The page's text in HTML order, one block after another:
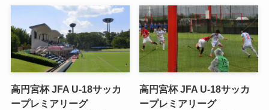
高円宮杯 JFA U-18サッカ
ープレミアリーグ
高円宮杯 JFA U-18サッカ
ープレミアリーグ